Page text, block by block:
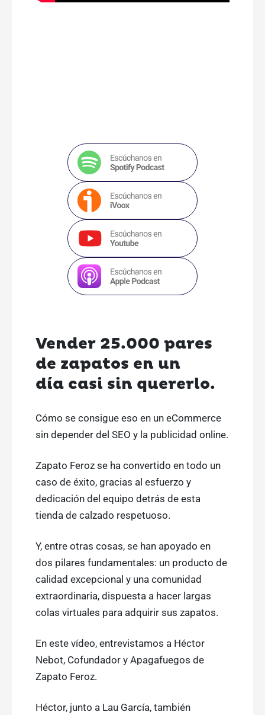
Vender 25.000 pares
de zapatos en un
día casi sin quererlo.
Cómo se consigue eso en un eCommerce
sin depender del SEO y la publicidad online.
Zapato Feroz se ha convertido en todo un
caso de éxito, gracias al esfuerzo y
dedicación del equipo detrás de esta
tienda de calzado respetuoso.
Y, entre otras cosas, se han apoyado en
dos pilares fundamentales: un producto de
calidad excepcional y una comunidad
extraordinaria, dispuesta a hacer largas
colas virtuales para adquirir sus zapatos.
En este vídeo, entrevistamos a Héctor
Nebot, Cofundador y Apagafuegos de
Zapato Feroz.
Héctor, junto a Lau García, también